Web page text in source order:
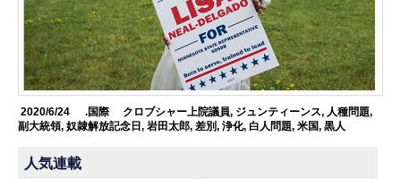
2020/6/24 .国際 クロブシャー上院議員, ジュンティーンス, 人種問題,
副大統領,奴隷解放記念日,岩田太郎,差別,浄化,白人問題,米国,黒人
人気連載